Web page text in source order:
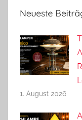
Neueste
1. August 2026